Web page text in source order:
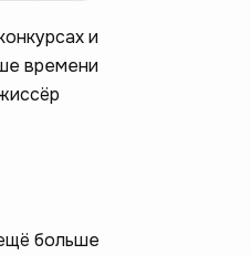
и
времени
больше